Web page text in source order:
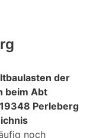
der
beim Abt
Perleberg
noch